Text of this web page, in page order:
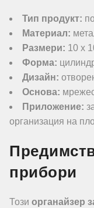
Тип продукт:
Материал:
Размери: 10 x
Форма:
Дизайн:
Основа:
Приложение:
организация на
прибори
Този органайзер